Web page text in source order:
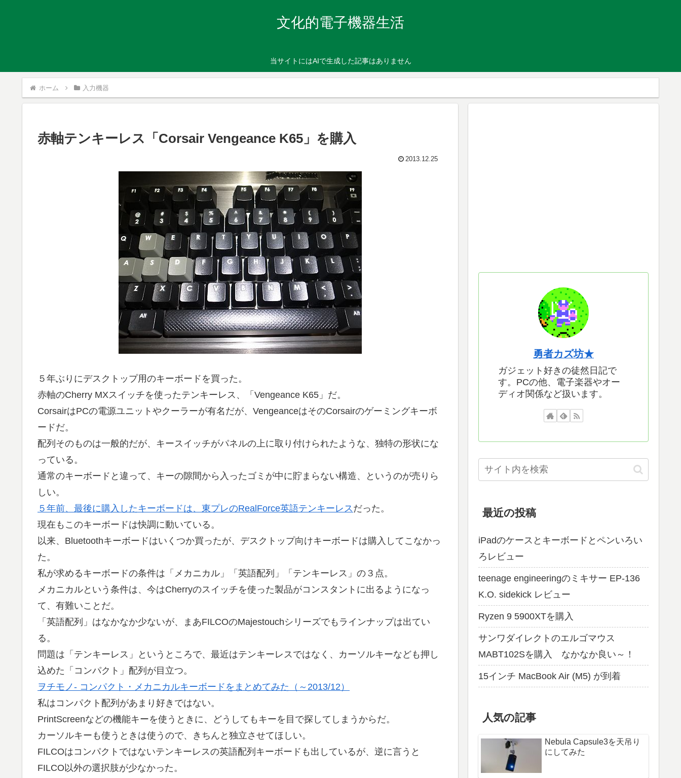
文化的電子機器生活
当サイトにはAIで生成した記事はありません
ホーム 入力機器
赤軸テンキーレス「Corsair Vengeance K65」を購入
2013.12.25
５年ぶりにデスクトップ用のキーボードを買った。
赤軸のCherry MXスイッチを使ったテンキーレス、「Vengeance K65」だ。
CorsairはPCの電源ユニットやクーラーが有名だが、VengeanceはそのCorsairのゲーミングキーボ
ードだ。
配列そのものは一般的だが、キースイッチがパネルの上に取り付けられたような、独特の形状にな
っている。
通常のキーボードと違って、キーの隙間から入ったゴミが中に貯まらない構造、というのが売りら
しい。
５年前、最後に購入したキーボードは、東プレのRealForce英語テンキーレス だった。
現在もこのキーボードは快調に動いている。
以来、Bluetoothキーボードはいくつか買ったが、デスクトップ向けキーボードは購入してこなかっ
た。
私が求めるキーボードの条件は「メカニカル」「英語配列」「テンキーレス」の３点。
メカニカルという条件は、今はCherryのスイッチを使った製品がコンスタントに出るようになっ
て、有難いことだ。
「英語配列」はなかなか少ないが、まあFILCOのMajestouchシリーズでもラインナップは出てい
る。
問題は「テンキーレス」というところで、最近はテンキーレスではなく、カーソルキーなども押し
込めた「コンパクト」配列が目立つ。
ヲチモノ- コンパクト・メカニカルキーボードをまとめてみた（～2013/12）
私はコンパクト配列があまり好きではない。
PrintScreenなどの機能キーを使うときに、どうしてもキーを目で探してしまうからだ。
カーソルキーも使うときは使うので、きちんと独立させてほしい。
FILCOはコンパクトではないテンキーレスの英語配列キーボードも出しているが、逆に言うと
FILCO以外の選択肢が少なかった。
勇者カズ坊★
ガジェット好きの徒然日記で
す。PCの他、電子楽器やオー
ディオ関係など扱います。
最近の投稿
iPadのケースとキーボードとペンいろい
ろレビュー
teenage engineeringのミキサー EP-136
K.O. sidekick レビュー
Ryzen 9 5900XTを購入
サンワダイレクトのエルゴマウス
MABT102Sを購入 なかなか良い～！
15インチ MacBook Air (M5) が到着
人気の記事
Nebula Capsule3を天吊り
にしてみた